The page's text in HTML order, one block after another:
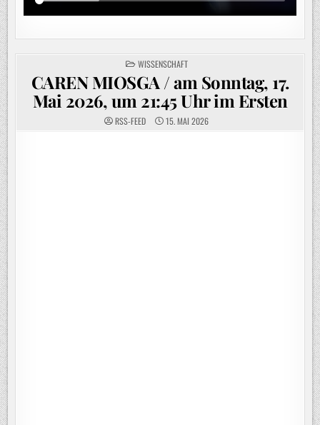
POSTED
IN
WISSENSCHAFT
CAREN MIOSGA / am Sonntag, 17.
Mai 2026, um 21:45 Uhr im Ersten
RSS-FEED 15. MAI 2026